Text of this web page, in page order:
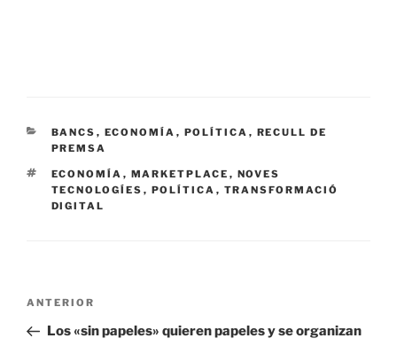
CATEGORÍAS
BANCS , ECONOMÍA , POLÍTICA , RECULL DE
PREMSA
ETIQUETAS
ECONOMÍA , MARKETPLACE , NOVES
TECNOLOGÍES , POLÍTICA , TRANSFORMACIÓ
DIGITAL
Navegación
entradas
Entrada
anterior:
ANTERIOR
Los «sin papeles» quieren papeles y se organizan